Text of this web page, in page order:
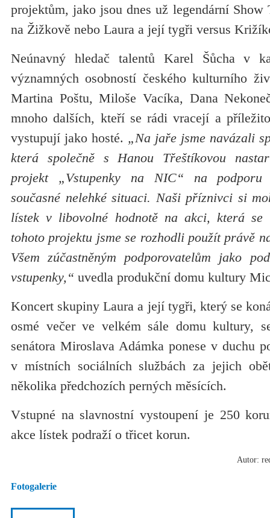
projektům, jako jsou dnes už legendární Show
na Žižkově nebo Laura a její tygři versus
Neúnavný hledač talentů Karel Šůcha v
významných osobností českého kulturního
Martina Poštu, Miloše Vacíka, Dana
mnoho dalších, kteří se rádi vracejí a
vystupují jako hosté. „Na jaře jsme navázali
která společně s Hanou Třeštíkovou
projekt „Vstupenky na NIC“ na
současné nelehké situaci. Naši příznivci si
lístek v libovolné hodnotě na akci, která se
tohoto projektu jsme se rozhodli použít právě
Všem zúčastněným podporovatelům jako
vstupenky,“ uvedla produkční domu kultury
Koncert skupiny Laura a její tygři, který se
osmé večer ve velkém sále domu kultury,
senátora Miroslava Adámka ponese v duchu
v místních sociálních službách za jejich
několika předchozích perných měsících.
Vstupné na slavnostní vystoupení je 250
akce lístek podraží o třicet korun.
Autor:
Fotogalerie